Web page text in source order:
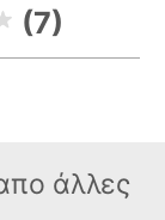
(7)
άλλες